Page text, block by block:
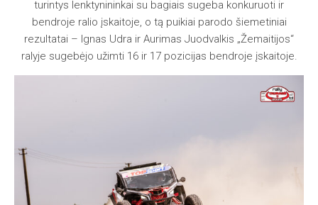
turintys lenktynininkai su bagiais sugeba konkuruoti ir
bendroje ralio įskaitoje, o tą puikiai parodo šiemetiniai
rezultatai – Ignas Udra ir Aurimas Juodvalkis „Žemaitijos“
ralyje sugebėjo užimti 16 ir 17 pozicijas bendroje įskaitoje.